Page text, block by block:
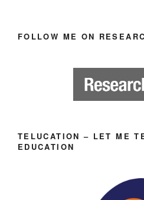
FOLLOW ME ON
TELUCATION – LET ME
EDUCATION